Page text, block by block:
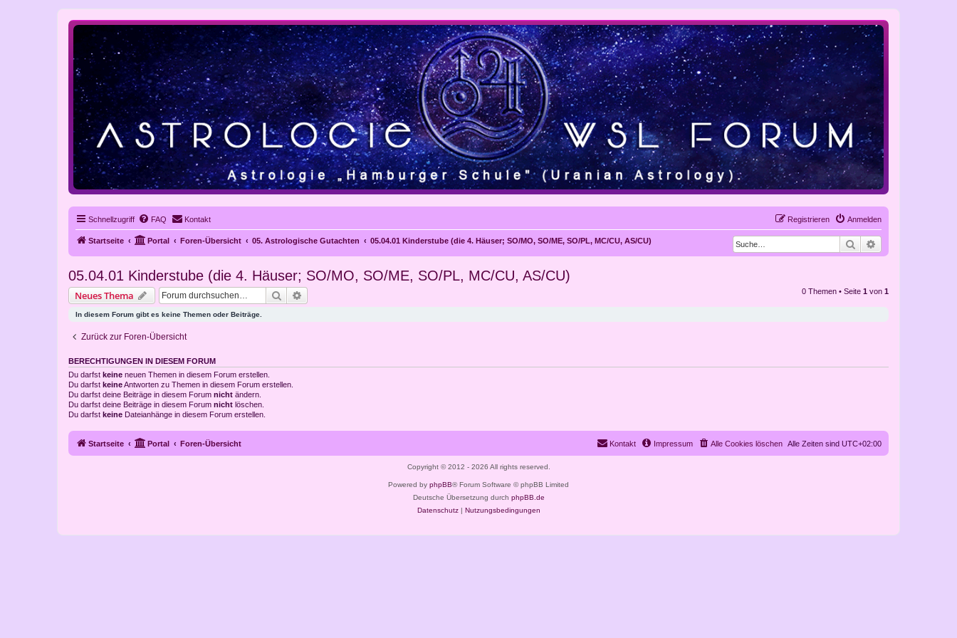
Schnellzugriff FAQ Kontakt Anmelden
Registrieren
Startseite Portal Foren-Übersicht 05. Astrologische Gutachten 05.04.01 Kinderstube (die 4. Häuser; SO/MO, SO/ME, SO/PL, MC/CU, AS/CU) Suche
05.04.01 Kinderstube (die 4. Häuser; SO/MO, SO/ME, SO/PL, MC/CU, AS/CU)
Neues Thema Suche 0 Themen • Seite 1 von 1
In diesem Forum gibt es keine Themen oder Beiträge.
Zurück zur Foren-Übersicht
BERECHTIGUNGEN IN DIESEM FORUM
Du darfst keine neuen Themen in diesem Forum erstellen.
Du darfst keineAntworten zu Themen in diesem Forum erstellen.
Du darfst deine Beiträge in diesem Forum nicht ändern.
Du darfst deine Beiträge in diesem Forum nicht löschen.
Du darfst keine Dateianhänge in diesem Forum erstellen.
Startseite Portal Foren-Übersicht Alle Zeiten sind UTC+02:00
Alle Cookies löschen
Impressum
Kontakt
Copyright © 2012 - 2026 All rights reserved.
Powered by phpBB® Forum Software © phpBB Limited
Deutsche Übersetzung durch phpBB.de
Datenschutz| Nutzungsbedingungen